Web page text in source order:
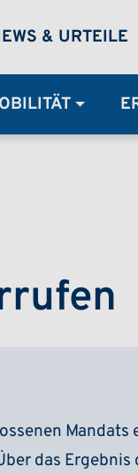
& URTEILE
Mandats
das